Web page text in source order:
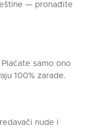
— pronađite
samo ono
100% zarade.
nude i